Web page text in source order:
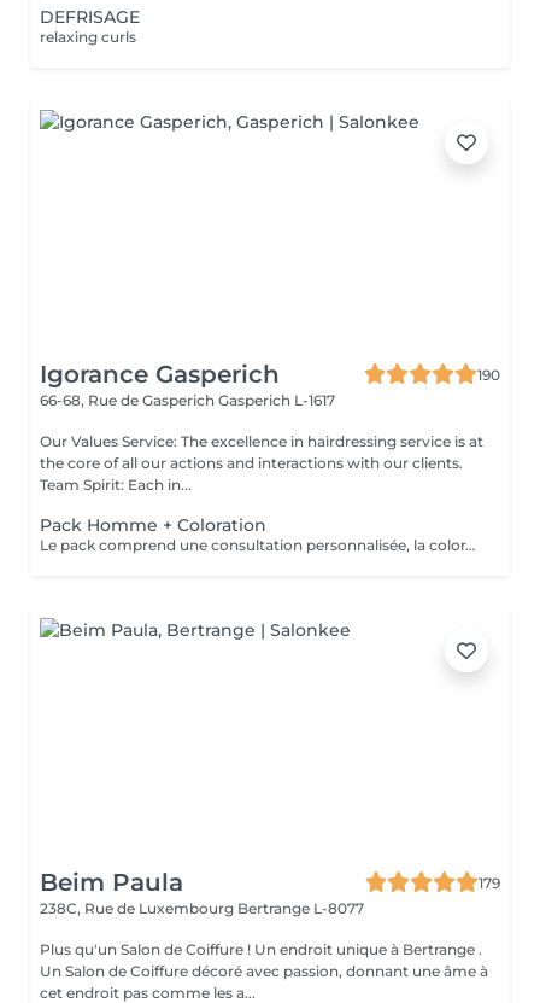
DEFRISAGE
relaxing curls
Igorance Gasperich
190
66-68, Rue de Gasperich Gasperich L-1617
Our Values Service: The excellence in hairdressing service is at
the core of all our actions and interactions with our clients.
Team Spirit: Each in...
Pack Homme + Coloration
Le pack comprend une consultation personnalisée, la coloration avec les produits LOREAL PROFESSIONNEL , shampooing et conditionneur spécifiques REDKEN , la coupe IGORANCE ( finitions sur cheveux secs) , les produits de styling REDKEN * Tarifs à titre indicatifs à confirmer après la consultation personnalisée établit auprès de votre coiffeur/stylist/spécialiste * La direction se réserve le droit d’apporter des modifications pour le bon fonctionnement du salon
Beim Paula
179
238C, Rue de Luxembourg Bertrange L-8077
Plus qu'un Salon de Coiffure ! Un endroit unique à Bertrange .
Un Salon de Coiffure décoré avec passion, donnant une âme à
cet endroit pas comme les a...